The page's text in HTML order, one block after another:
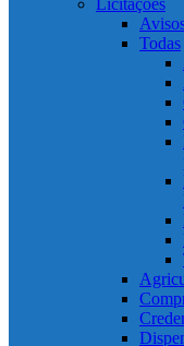
Licitações
Todas